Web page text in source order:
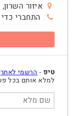
איזור
התחברי
טיפ - הרשמי לאתר
למלא אותם בכל